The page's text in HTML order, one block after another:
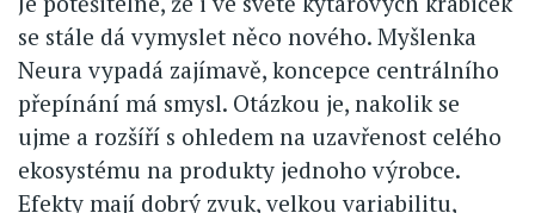
se stále dá vymyslet něco nového. Myšlenka
Neura vypadá zajímavě, koncepce centrálního
přepínání má smysl. Otázkou je, nakolik se
ujme a rozšíří s ohledem na uzavřenost celého
ekosystému na produkty jednoho výrobce.
Efekty mají dobrý zvuk, velkou variabilitu,